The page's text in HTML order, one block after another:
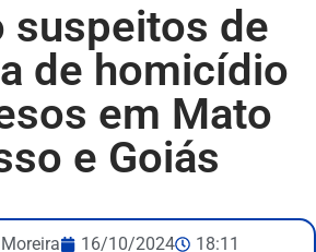
suspeitos de
de homicídio
em Mato
e Goiás
16/10/2024 18:11